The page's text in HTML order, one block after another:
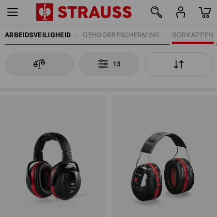
ARBEIDSVEILIGHEID OORKAPPEN
GEHOORBESCHERMING
13